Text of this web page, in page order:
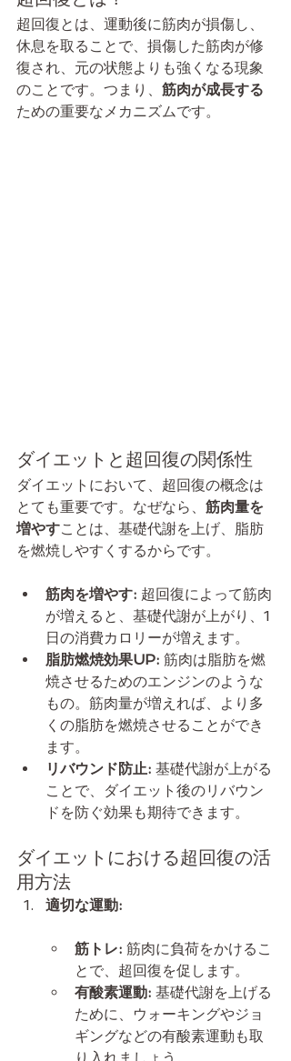
超回復とは、運動後に筋肉が損傷し、
休息を取ることで、損傷した筋肉が修
復され、元の状態よりも強くなる現象
のことです。つまり、 筋肉が成長する
ための重要なメカニズムです。
ダイエットと超回復の関係性
ダイエットにおいて、超回復の概念は
とても重要です。なぜなら、 筋肉量を
増やすことは、基礎代謝を上げ、脂肪
を燃焼しやすくするからです。
筋肉を増やす: 超回復によって筋肉
が増えると、基礎代謝が上がり、1
日の消費カロリーが増えます。
脂肪燃焼効果UP: 筋肉は脂肪を燃
焼させるためのエンジンのような
もの。筋肉量が増えれば、より多
くの脂肪を燃焼させることができ
ます。
リバウンド防止: 基礎代謝が上がる
ことで、ダイエット後のリバウン
ドを防ぐ効果も期待できます。
ダイエットにおける超回復の活
用方法
適切な運動:
筋トレ: 筋肉に負荷をかけるこ
とで、超回復を促します。
有酸素運動: 基礎代謝を上げる
ために、ウォーキングやジョ
ギングなどの有酸素運動も取